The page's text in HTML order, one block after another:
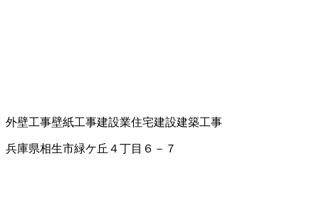
外壁工事壁紙工事建設業住宅建設建築工事
兵庫県相生市緑ケ丘４丁目６－７